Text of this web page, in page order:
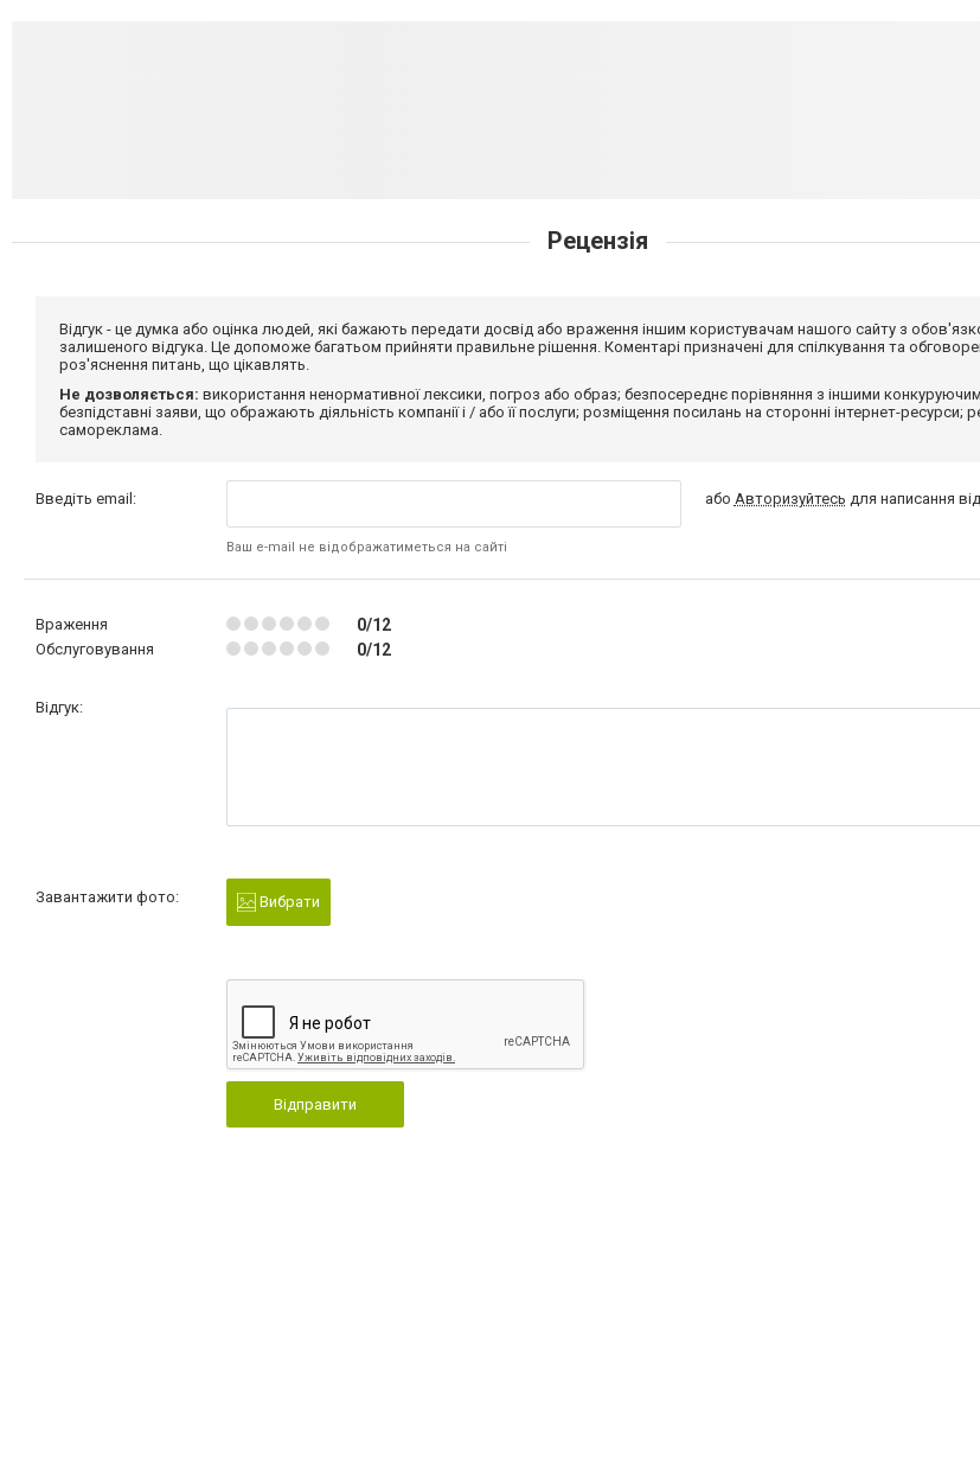
Рецензія
Відгук - це думка або оцінка людей, які бажають передати досвід або враження іншим користувачам нашого сайту з
залишеного відгука. Це допоможе багатьом прийняти правильне рішення. Коментарі призначені для спілкування та
роз'яснення питань, що цікавлять.
Не дозволяється: використання ненормативної лексики, погроз або образ; безпосереднє порівняння з іншими
безпідставні заяви, що ображають діяльність компанії і / або її послуги; розміщення посилань на сторонні інтернет-ресурси;
самореклама.
Введіть email:
Ваш e-mail не відображатиметься на сайті
або Авторизуйтесь для написання
Враження 0/12
Обслуговування 0/12
Відгук:
Завантажити фото: Вибрати
Відправити